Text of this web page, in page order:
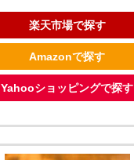
楽天市場で探す
Amazonで探す
Yahooショッピングで探す